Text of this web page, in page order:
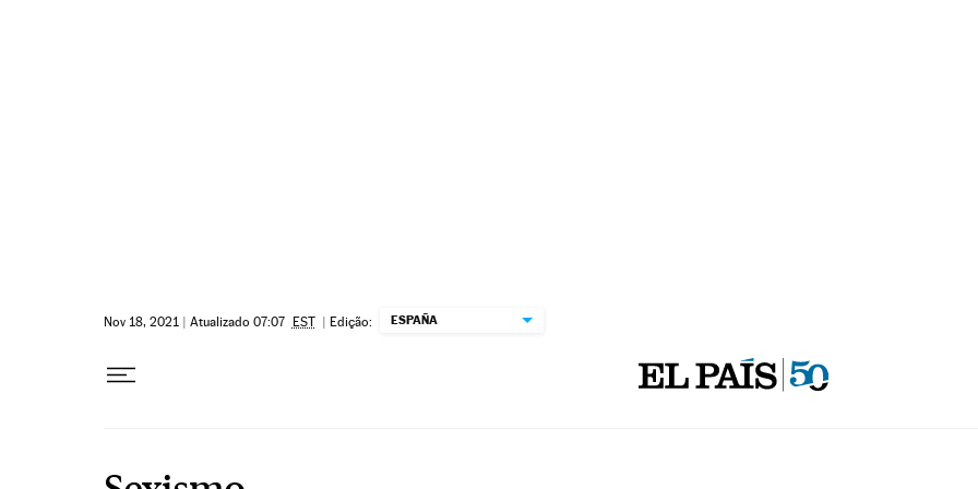
Nov 18, 2021 | Atualizado 07:07 EST | Edição: ESPAÑA